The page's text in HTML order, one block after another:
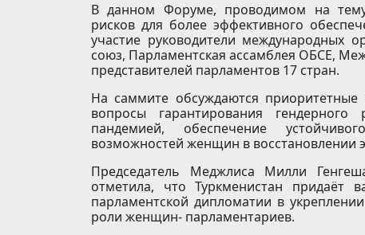
В данном Форуме, проводимом на тему
рисков для более эффективного
участие руководители международных
союз, Парламентская ассамблея ОБСЕ,
представителей парламентов 17 стран.
На саммите обсуждаются
вопросы гарантирования
пандемией, обеспечение
возможностей женщин в восстановлении
Председатель Меджлиса Милли
отметила, что Туркменистан придаёт
парламентской дипломатии в
роли женщин- парламентариев.